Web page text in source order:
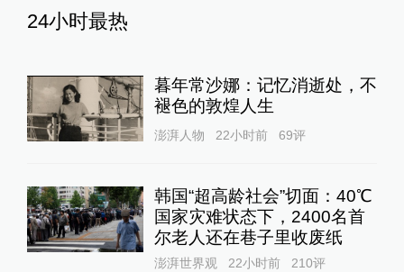
24小时最热
暮年常沙娜：记忆消逝处，不
褪色的敦煌人生
澎湃人物 22小时前 69评
韩国“超高龄社会”切面：40℃
国家灾难状态下，2400名首
尔老人还在巷子里收废纸
澎湃世界观 22小时前 210评